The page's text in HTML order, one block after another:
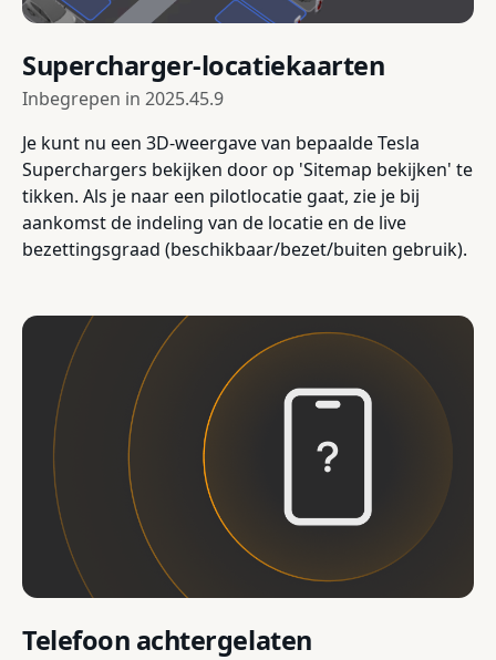
Supercharger-locatiekaarten
Inbegrepen in 2025.45.9
Je kunt nu een 3D-weergave van bepaalde Tesla
Superchargers bekijken door op 'Sitemap bekijken' te
tikken. Als je naar een pilotlocatie gaat, zie je bij
aankomst de indeling van de locatie en de live
bezettingsgraad (beschikbaar/bezet/buiten gebruik).
Telefoon achtergelaten